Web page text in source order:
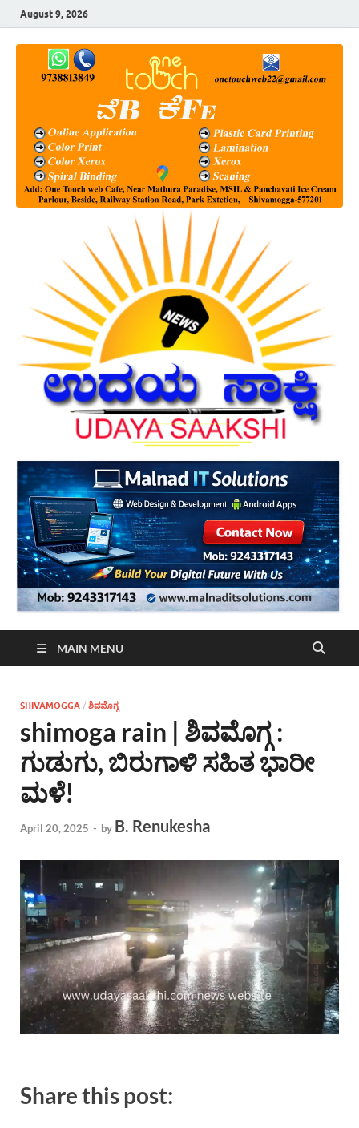
August 9, 2026
MAIN MENU
SHIVAMOGGA / ಶಿವಮೊಗ್ಗ
shimoga rain | ಶಿವಮೊಗ್ಗ :
ಗುಡುಗು, ಬಿರುಗಾಳಿ ಸಹಿತ ಭಾರೀ
ಮಳೆ!
April 20, 2025 - by B. Renukesha
Share this post: